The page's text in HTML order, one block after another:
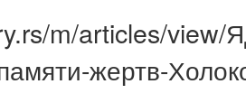
m/articles/
жертв-